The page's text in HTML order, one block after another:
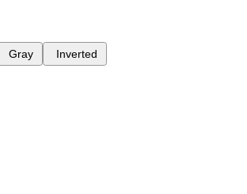
Gray Inverted